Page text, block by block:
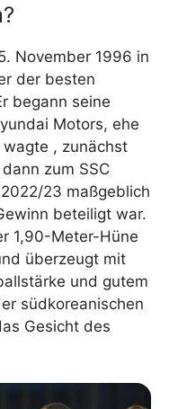
November 1996 in
der besten
begann seine
Motors, ehe
wagte , zunächst
zum SSC
23 maßgeblich
beteiligt war.
1,90-Meter-Hüne
überzeugt mit
und gutem
südkoreanischen
Gesicht des